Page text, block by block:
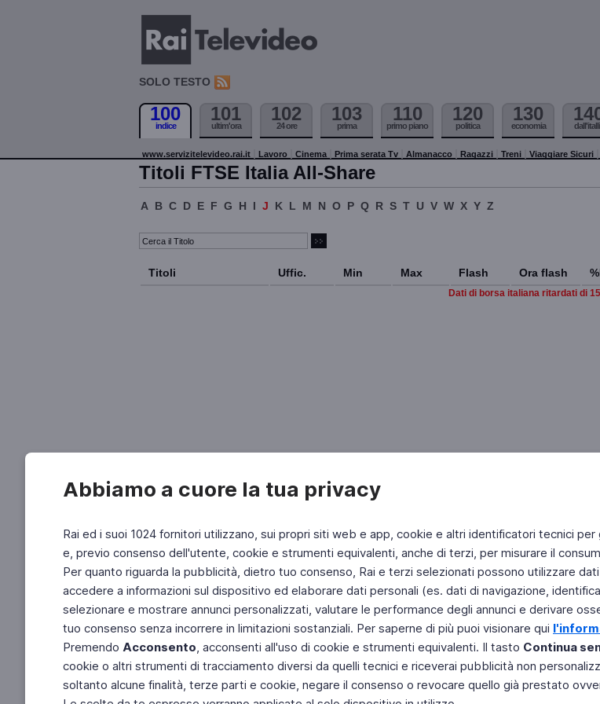
Abbiamo a cuore la tua privacy
Rai ed i suoi 1024 fornitori utilizzano, sui propri siti web e app, cookie e altri identificatori tecnici
e, previo consenso dell'utente, cookie e strumenti equivalenti, anche di terzi, per misurare il
Per quanto riguarda la pubblicità, dietro tuo consenso, Rai e terzi selezionati possono utilizzare
accedere a informazioni sul dispositivo ed elaborare dati personali (es. dati di navigazione,
selezionare e mostrare annunci personalizzati, valutare le performance degli annunci e derivare
tuo consenso senza incorrere in limitazioni sostanziali. Per saperne di più puoi visionare qui
Premendo Acconsento, acconsenti all'uso di cookie e strumenti equivalenti. Il tasto Continua
cookie o altri strumenti di tracciamento diversi da quelli tecnici e riceverai pubblicità non
soltanto alcune finalità, terze parti e cookie, negare il consenso o revocare quello già prestato
SOLO TESTO
100
indice
101
ultim'ora
102
24 ore
103
prima
110
primo piano
120
politica
130
economia
www.servizitelevideo.rai.it Lavoro Cinema Prima serata Tv Almanacco Ragazzi Treni Viaggiare Sicuri
Titoli FTSE Italia All-Share
A B C D E F G H I J K L M N O P Q R S T U V W X Y Z
Titoli Uffic. Min Max Flash Ora flash
Dati di borsa italiana ritardati di
Fai di Televideo la tua Home Page Chi
Copyright © 2011 Rai - Tutti i diritti
Engineered by RAI - Reti e